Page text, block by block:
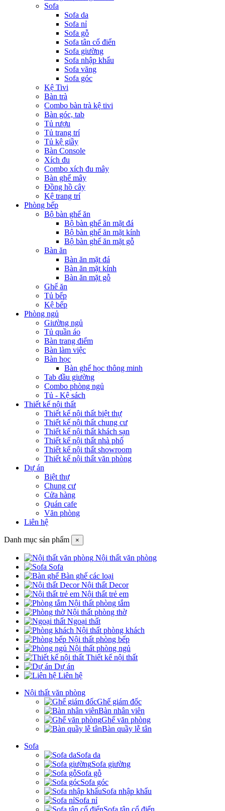
Sofa
Sofa da
Sofa nỉ
Sofa gỗ
Sofa tân cổ điển
Sofa giường
Sofa nhập khẩu
Sofa văng
Sofa góc
Kệ Tivi
Bàn trà
Combo bàn trà kệ tivi
Bàn góc, tab
Tủ rượu
Tủ trang trí
Tủ kệ giầy
Bàn Console
Xích đu
Combo xích đu mây
Bàn ghế mây
Đồng hồ cây
Kệ trang trí
Phòng bếp
Bộ bàn ghế ăn
Bộ bàn ghế ăn mặt đá
Bộ bàn ghế ăn mặt kính
Bộ bàn ghế ăn mặt gỗ
Bàn ăn
Bàn ăn mặt đá
Bàn ăn mặt kính
Bàn ăn mặt gỗ
Ghế ăn
Tủ bếp
Kệ bếp
Phòng ngủ
Giường ngủ
Tủ quần áo
Bàn trang điểm
Bàn làm việc
Bàn học
Bàn ghế học thông minh
Tab đầu giường
Combo phòng ngủ
Tủ - Kệ sách
Thiết kế nội thất
Thiết kế nội thất biệt thự
Thiết kế nội thất chung cư
Thiết kế nội thất khách sạn
Thiết kế nội thất nhà phố
Thiết kế nội thất showroom
Thiết kế nội thất văn phòng
Dự án
Biệt thự
Chung cư
Cửa hàng
Quán cafe
Văn phòng
Liên hệ
Danh mục sản phẩm ×
Nội thất văn phòng
Sofa
Bàn ghế các loại
Nội thất Decor
Nội thất trẻ em
Nội thất phòng tắm
Nội thất phòng thờ
Ngoại thất
Nội thất phòng khách
Nội thất phòng bếp
Nội thất phòng ngủ
Thiết kế nội thất
Dự án
Liên hệ
Nội thất văn phòng
Ghế giám đốc
Bàn nhân viên
Ghế văn phòng
Bàn quầy lễ tân
Sofa
Sofa da
Sofa giường
Sofa gỗ
Sofa góc
Sofa nhập khẩu
Sofa nỉ